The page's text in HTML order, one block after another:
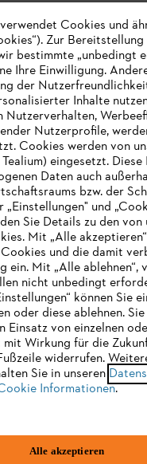
Fragen
Impressum Cookies
8617 Mönchaltorf
WIRD NICHT
den wir noch nicht
unserer Seite empfehlen
Browser zu wechseln:
Cookies und
Zur
bestimmte „unbedingt
Ihre Einwilligung.
der
Inhalte
Nutzerverhalten,
Nutzerprofile,
Cookies werden von
eingesetzt.
Daten auch
bzw. der
und
Sie Details zu den
Mit „Alle
und die damit
ein. Mit „Alle ablehnen“,
nicht unbedingt
können Sie
oder diese ablehnen.
Einsatz von einzelnen
Wirkung für die
widerrufen.
Sie in unseren
Informationen.
Alle akzeptieren